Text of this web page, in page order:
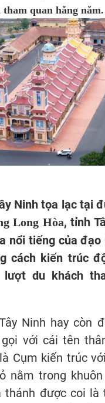
quan hằng năm.
Ninh tọa lạc tại
Long Hòa, tỉnh
nổi tiếng của
cách kiến trúc
lượt du khách
Ninh hay còn
với cái tên
Cụm kiến trúc
nằm trong
thánh được coi